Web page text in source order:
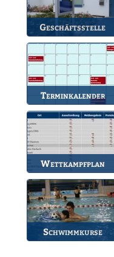
Geschäftsstelle
Anlaufstelle für alle
Terminkalender
Die Termine des BSV.
Wettkampfplan
Übersicht der aktuellen
Wettkämpfe.
Schwimmkurse